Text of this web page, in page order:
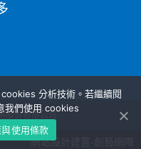
股份有限公司
網站設計建置-創藝網際
分析技術。若繼續閱
我們使用 cookies
使用條款